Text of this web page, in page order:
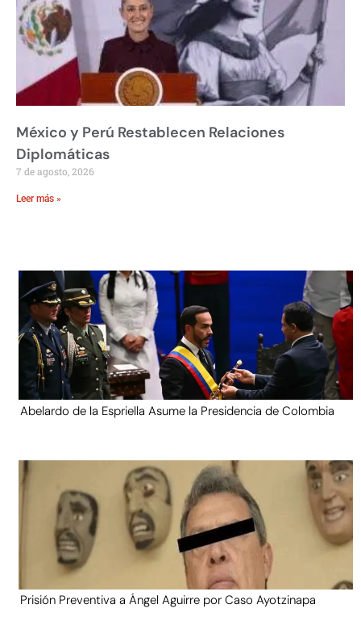
México y Perú Restablecen Relaciones
Diplomáticas
7 de agosto, 2026
Leer más »
Abelardo de la Espriella Asume la Presidencia de Colombia
Prisión Preventiva a Ángel Aguirre por Caso Ayotzinapa